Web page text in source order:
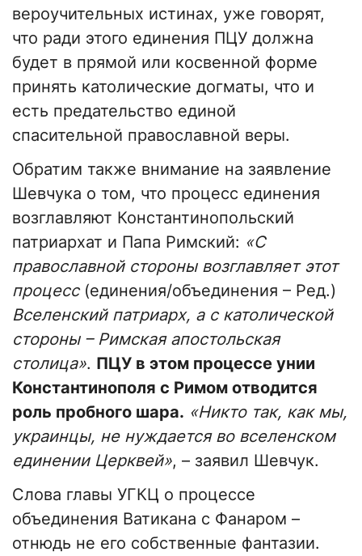
вероучительных истинах, уже говорят,
что ради этого единения ПЦУ должна
будет в прямой или косвенной форме
принять католические догматы, что и
есть предательство единой
спасительной православной веры.
Обратим также внимание на заявление
Шевчука о том, что процесс единения
возглавляют Константинопольский
патриархат и Папа Римский: «С
православной стороны возглавляет этот
процесс (единения/объединения – Ред.)
Вселенский патриарх, а с католической
стороны – Римская апостольская
столица». ПЦУ в этом процессе унии
Константинополя с Римом отводится
роль пробного шара. «Никто так, как мы,
украинцы, не нуждается во вселенском
единении Церквей», – заявил Шевчук.
Слова главы УГКЦ о процессе
объединения Ватикана с Фанаром –
отнюдь не его собственные фантазии.